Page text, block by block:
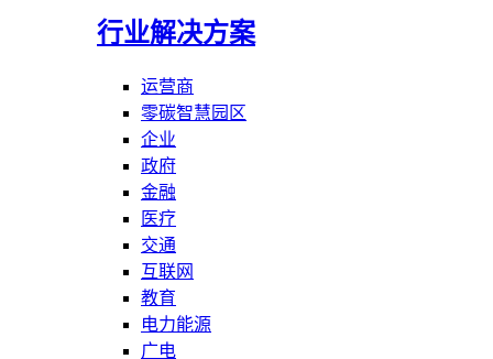
行业解决方案
运营商
零碳智慧园区
企业
政府
金融
医疗
交通
互联网
教育
电力能源
广电